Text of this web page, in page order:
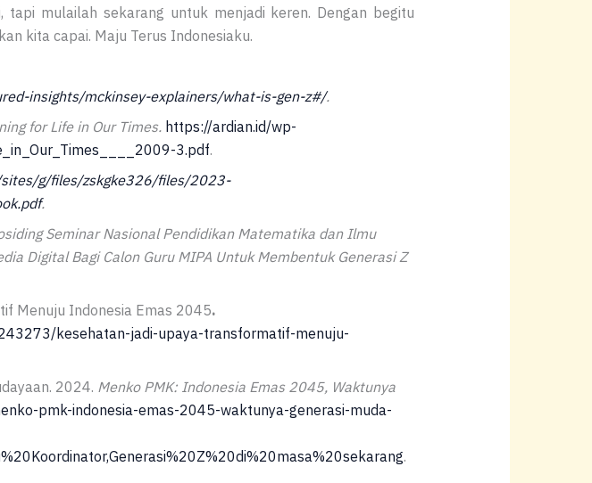
mulailah sekarang untuk menjadi keren. Dengan begitu
kita capai. Maju Terus Indonesiaku.
insights/mckinsey-explainers/what-is-gen-z#/.
for Life in Our Times. https://ardian.id/wp-
3.pdf.
g/files/zskgke326/files/2023-
.
Seminar Nasional Pendidikan Matematika dan Ilmu
Digital Bagi Calon Guru MIPA Untuk Membentuk Generasi Z
Menuju Indonesia Emas 2045.
kesehatan-jadi-upaya-transformatif-menuju-
2024. Menko PMK: Indonesia Emas 2045, Waktunya
pmk-indonesia-emas-2045-waktunya-generasi-muda-
.